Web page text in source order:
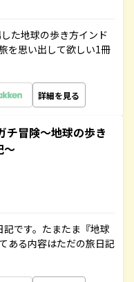
た地球の歩き方インド
を思い出して欲しい1冊
詳細を見る
チ冒険～地球の歩き
～
です。たまたま『地球
ある内容はただの旅日記